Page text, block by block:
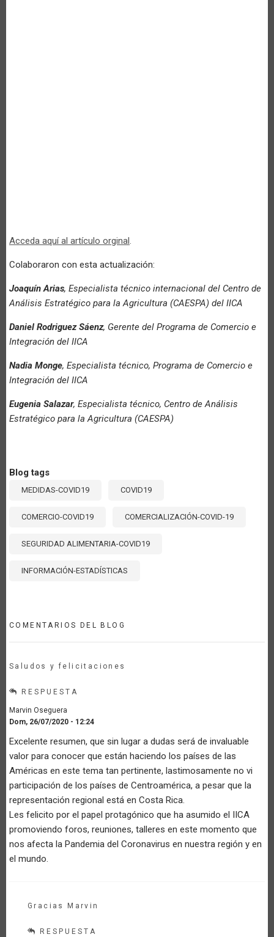
Acceda aquí al artículo orginal.
Colaboraron con esta actualización:
Joaquín Arias, Especialista técnico internacional del Centro de
Análisis Estratégico para la Agricultura (CAESPA) del IICA
Daniel Rodriguez Sáenz, Gerente del Programa de Comercio e
Integración del IICA
Nadia Monge, Especialista técnico, Programa de Comercio e
Integración del IICA
Eugenia Salazar, Especialista técnico, Centro de Análisis
Estratégico para la Agricultura (CAESPA)
Blog tags
MEDIDAS-COVID19 COVID19
COMERCIO-COVID19 COMERCIALIZACIÓN-COVID-19
SEGURIDAD ALIMENTARIA-COVID19
INFORMACIÓN-ESTADÍSTICAS
COMENTARIOS DEL BLOG
Saludos y felicitaciones
RESPUESTA
Marvin Oseguera
Dom, 26/07/2020 - 12:24
Excelente resumen, que sin lugar a dudas será de invaluable
valor para conocer que están haciendo los países de las
Américas en este tema tan pertinente, lastimosamente no vi
participación de los países de Centroamérica, a pesar que la
representación regional está en Costa Rica.
Les felicito por el papel protagónico que ha asumido el IICA
promoviendo foros, reuniones, talleres en este momento que
nos afecta la Pandemia del Coronavirus en nuestra región y en
el mundo.
Gracias Marvin
RESPUESTA